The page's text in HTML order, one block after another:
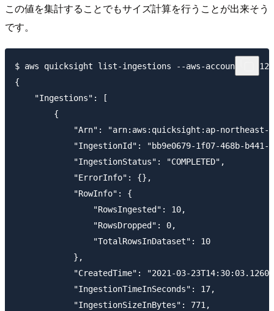
この値を集計することでもサイズ計算を行うことが出来そう
です。
$ aws quicksight list-ingestions --aws-account-id
{
    "Ingestions": [
        {
"Arn": "arn:aws:quicksight:ap-
"IngestionId": "bb9e0679-1f07-468b-b441-
            "IngestionStatus": "COMPLETED",
            "ErrorInfo": {},
            "RowInfo": {
                "RowsIngested": 10,
                "RowsDropped": 0,
                "TotalRowsInDataset": 10
            },
"CreatedTime": "2021-03-
            "IngestionTimeInSeconds": 17,
            "IngestionSizeInBytes": 771,